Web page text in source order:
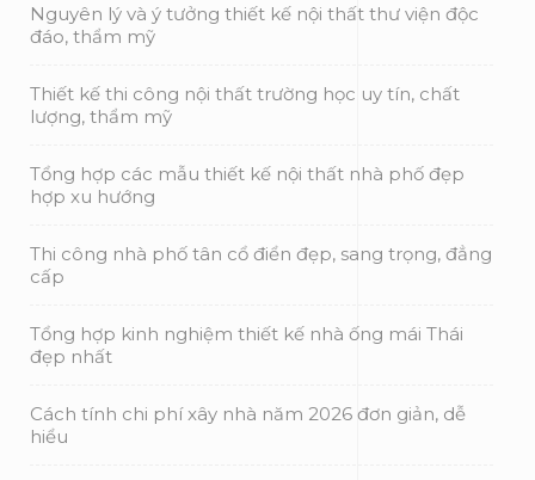
Nguyên lý và ý tưởng thiết kế nội thất thư viện độc
đáo, thẩm mỹ
Thiết kế thi công nội thất trường học uy tín, chất
lượng, thẩm mỹ
Tổng hợp các mẫu thiết kế nội thất nhà phố đẹp
hợp xu hướng
Thi công nhà phố tân cổ điển đẹp, sang trọng, đẳng
cấp
Tổng hợp kinh nghiệm thiết kế nhà ống mái Thái
đẹp nhất
Cách tính chi phí xây nhà năm 2026 đơn giản, dễ
hiểu